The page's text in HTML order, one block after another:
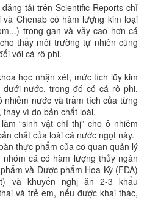
tải trên Scientific Reports chỉ
Chenab có hàm lượng kim loại
trong gan và vảy cao hơn cá
thấy môi trường tự nhiên cũng
với cá rô phi.
học nhận xét, mức tích lũy kim
nước, trong đó có cá rô phi,
nhiễm nước và trầm tích của từng
vì do bản chất loài.
“sinh vật chỉ thị” cho ô nhiễm
chất của loài cá nước ngọt này.
thực phẩm của cơ quan quản lý
cá có hàm lượng thủy ngân
và Dược phẩm Hoa Kỳ (FDA)
và khuyến nghị ăn 2-3 khẩu
và trẻ em, nếu được khai thác,